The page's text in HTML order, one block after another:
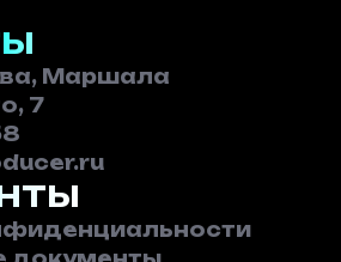
Маршала
7